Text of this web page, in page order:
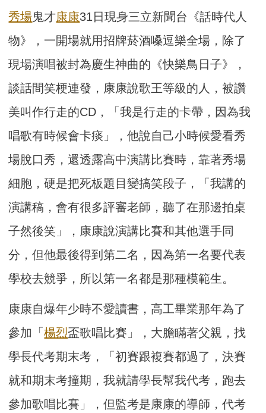
秀場鬼才康康31日現身三立新聞台《話時代人
物》，一開場就用招牌菸酒嗓逗樂全場，除了
現場演唱被封為慶生神曲的《快樂鳥日子》，
談話間笑梗連發，康康說歌王等級的人，被讚
美叫作行走的CD，「我是行走的卡帶，因為我
唱歌有時候會卡痰」，他說自己小時候愛看秀
場脫口秀，還透露高中演講比賽時，靠著秀場
細胞，硬是把死板題目變搞笑段子，「我講的
演講稿，會有很多評審老師，聽了在那邊拍桌
子然後笑」，康康說演講比賽和其他選手同
分，但他最後得到第二名，因為第一名要代表
學校去競爭，所以第一名都是那種模範生。
康康自爆年少時不愛讀書，高工畢業那年為了
參加「楊烈盃歌唱比賽」，大膽瞞著父親，找
學長代考期末考，「初賽跟複賽都過了，決賽
就和期末考撞期，我就請學長幫我代考，跑去
參加歌唱比賽」，但監考是康康的導師，代考